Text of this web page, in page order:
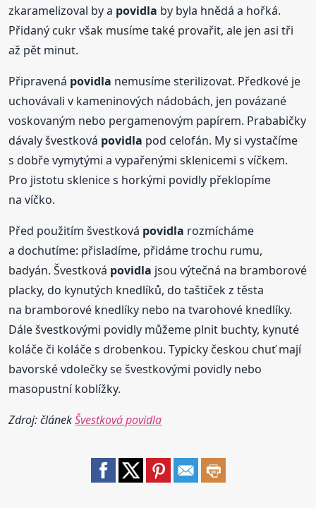
zkaramelizoval by a povidla by byla hnědá a hořká.
Přidaný cukr však musíme také provařit, ale jen asi tři
až pět minut.
Připravená povidla nemusíme sterilizovat. Předkové je
uchovávali v kameninových nádobách, jen povázané
voskovaným nebo pergamenovým papírem. Prababičky
dávaly švestková povidla pod celofán. My si vystačíme
s dobře vymytými a vypařenými sklenicemi s víčkem.
Pro jistotu sklenice s horkými povidly překlopíme
na víčko.
Před použitím švestková povidla rozmícháme
a dochutíme: přisladíme, přidáme trochu rumu,
badyán. Švestková povidla jsou výtečná na bramborové
placky, do kynutých knedlíků, do taštiček z těsta
na bramborové knedlíky nebo na tvarohové knedlíky.
Dále švestkovými povidly můžeme plnit buchty, kynuté
koláče či koláče s drobenkou. Typicky českou chuť mají
bavorské vdolečky se švestkovými povidly nebo
masopustní koblížky.
Zdroj: článekŠvestková povidla